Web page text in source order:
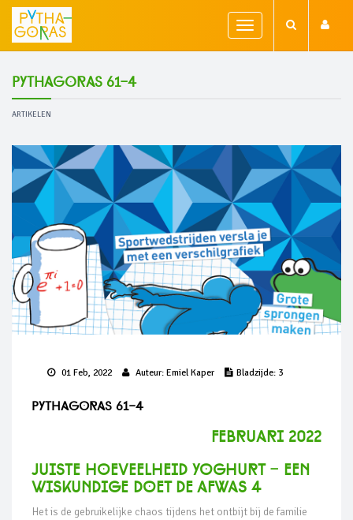
Toggle
navigation
Pythagoras 61-4
ARTIKELEN
01 Feb, 2022 Auteur: Emiel Kaper Bladzijde: 3
Pythagoras 61-4
februari 2022
juiste hoevEelheid yoghurt - een
Wiskundige doeT de afwas 4
Het is de gebruikelijke chaos tijdens het ontbijt bij de familie